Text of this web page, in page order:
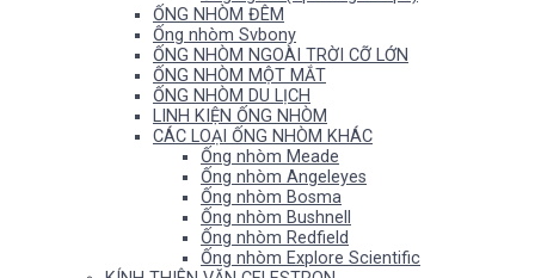
ỐNG NHÒM ĐÊM
Ống nhòm Svbony
ỐNG NHÒM NGOÀI TRỜI CỠ LỚN
ỐNG NHÒM MỘT MẮT
ỐNG NHÒM DU LỊCH
LINH KIỆN ỐNG NHÒM
CÁC LOẠI ỐNG NHÒM KHÁC
Ống nhòm Meade
Ống nhòm Angeleyes
Ống nhòm Bosma
Ống nhòm Bushnell
Ống nhòm Redfield
Ống nhòm Explore Scientific